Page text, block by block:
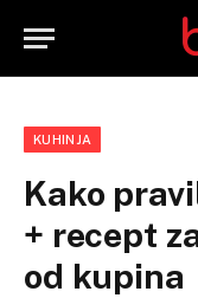
KUHINJA
Kako
+ recept
od kupina